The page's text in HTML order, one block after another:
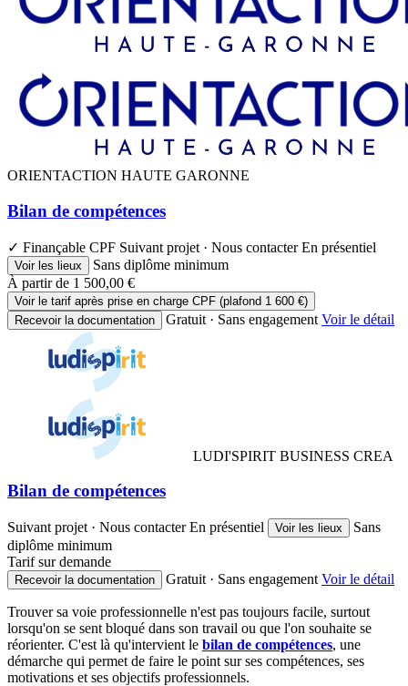
ORIENTACTION HAUTE GARONNE
Bilan de compétences
✓ Finançable CPF Suivant projet · Nous contacterEn présentiel
Voir les lieux
Sans diplôme minimum
À partir de 1 500,00 €
Voir le tarif après prise en charge CPF (plafond 1 600 €)
Recevoir la documentation
Gratuit · Sans engagement Voir le détail
LUDI'SPIRIT BUSINESS CREA
Bilan de compétences
Suivant projet · Nous contacterEn présentiel Voir les lieux
Sans
diplôme minimum
Tarif sur demande
Recevoir la documentation Gratuit · Sans engagement Voir le détail
Trouver sa voie professionnelle n'est pas toujours facile, surtout
lorsqu'on se sent bloqué dans son travail ou que l'on souhaite se
réorienter. C'est là qu'intervient le bilan de compétences, une
démarche qui permet de faire le point sur ses compétences, ses
motivations et ses objectifs professionnels.